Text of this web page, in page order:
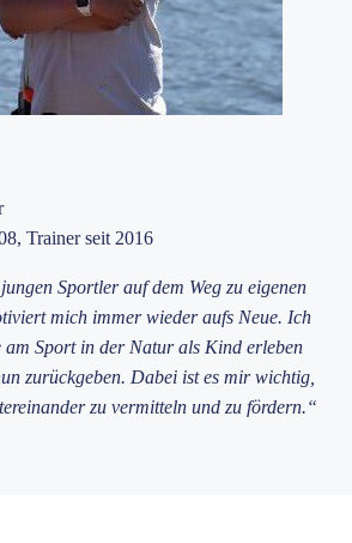
Trainer seit 2016
Sportler auf dem Weg zu eigenen
mich immer wieder aufs Neue. Ich
am Sport in der Natur als Kind erleben
zurückgeben. Dabei ist es mir wichtig,
zu vermitteln und zu fördern.“